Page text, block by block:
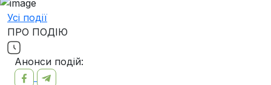
Усі події
ПРО ПОДІЮ
Анонси подій: